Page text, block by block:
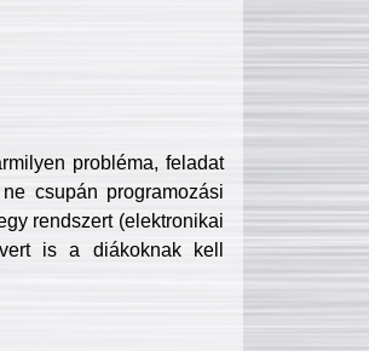
probléma, feladat
csupán programozási
rendszert (elektronikai
is a diákoknak kell